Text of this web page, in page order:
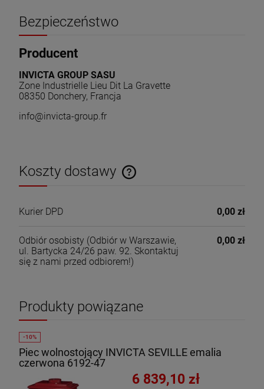
Bezpieczeństwo
Producent
INVICTA GROUP SASU
Zone Industrielle Lieu Dit La Gravette
08350 Donchery, Francja
info@invicta-group.fr
Koszty dostawy
Cena nie zawiera ewentualnych kosztów płatności
Kurier DPD 0,00 zł
Odbiór osobisty (Odbiór w Warszawie,
ul. Bartycka 24/26 paw. 92. Skontaktuj
się z nami przed odbiorem!)
0,00 zł
Produkty powiązane
Piec wolnostojący INVICTA SEVILLE emalia
czerwona 6192-47
6 839,10 zł